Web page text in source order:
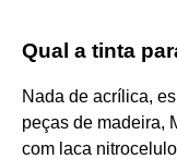
Qual a tinta
Nada de acrílica,
peças de madeira,
com laca